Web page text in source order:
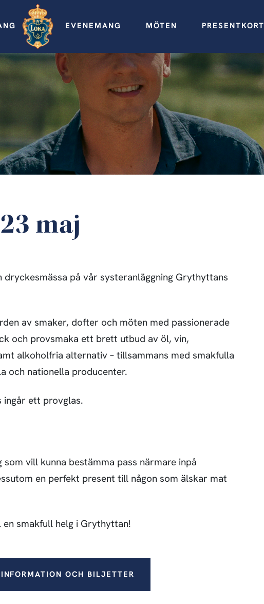
EVENEMANG MÖTEN PRESENTKORT
maj
på vår systeranläggning Grythyttans
av smaker, dofter och möten med passionerade
och provsmaka ett brett utbud av öl, vin,
alkoholfria alternativ – tillsammans med smakfulla
och nationella producenter.
ingår ett provglas.
vill kunna bestämma pass närmare inpå
en perfekt present till någon som älskar mat
smakfull helg i Grythyttan!
INFORMATION OCH BILJETTER